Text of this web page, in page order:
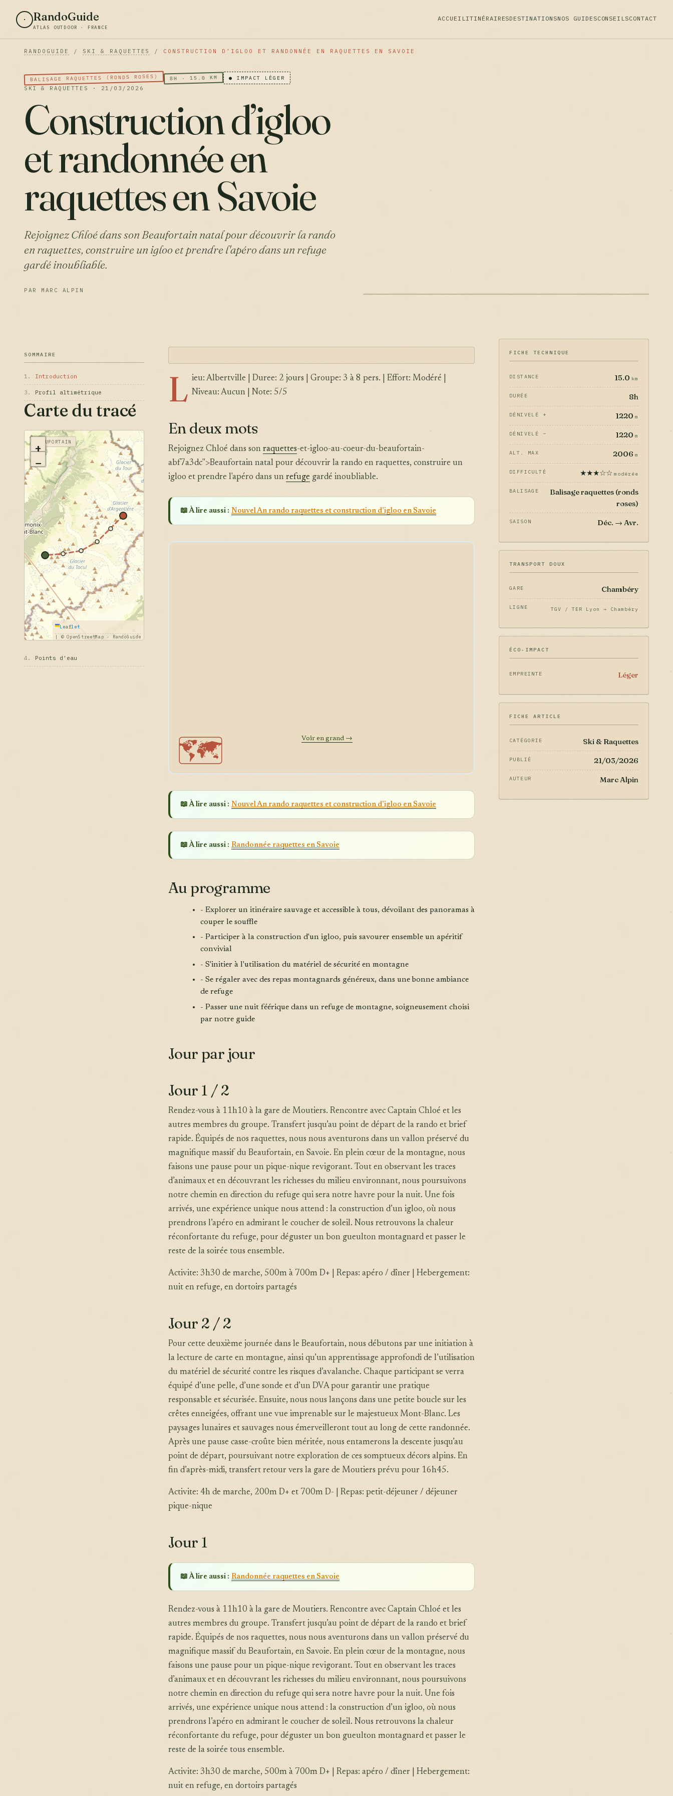
RandoGuide
ATLAS OUTDOOR · FRANCE
ACCUEILITINÉRAIRESDESTINATIONSNOS GUIDESCONSEILSCONTACT
RANDOGUIDE / SKI & RAQUETTES / CONSTRUCTION D’IGLOO ET RANDONNÉE EN RAQUETTES EN SAVOIE
BALISAGE RAQUETTES (RONDS ROSES) 8H · 15.0 KM ● IMPACT LÉGER
SKI & RAQUETTES · 21/03/2026
Construction d’igloo
et randonnée en
raquettes en Savoie
Rejoignez Chloé dans son Beaufortain natal pour découvrir la rando
en raquettes, construire un igloo et prendre l'apéro dans un refuge
gardé inoubliable.
PAR MARC ALPIN
SOMMAIRE
1. Introduction
3. Profil altimétrique
Carte du tracé
+
−
Leaflet
|
© OpenStreetMap · RandoGuide
BEAUFORTAIN
4. Points d'eau
L ieu: Albertville | Duree: 2 jours | Groupe: 3 à 8 pers. | Effort: Modéré |
Niveau: Aucun | Note: 5/5
En deux mots
Rejoignez Chloé dans son raquettes-et-igloo-au-coeur-du-beaufortain-
abf7a3dc">Beaufortain natal pour découvrir la rando en raquettes, construire un
igloo et prendre l'apéro dans un refuge gardé inoubliable.
📖 À lire aussi : Nouvel An rando raquettes et construction d’igloo en Savoie
🗺️ Voir en grand →
📖 À lire aussi : Nouvel An rando raquettes et construction d’igloo en Savoie
📖 À lire aussi : Randonnée raquettes en Savoie
Au programme
- Explorer un itinéraire sauvage et accessible à tous, dévoilant des panoramas à
couper le souffle
- Participer à la construction d'un igloo, puis savourer ensemble un apéritif
convivial
- S'initier à l'utilisation du matériel de sécurité en montagne
- Se régaler avec des repas montagnards généreux, dans une bonne ambiance
de refuge
- Passer une nuit féérique dans un refuge de montagne, soigneusement choisi
par notre guide
Jour par jour
Jour 1 / 2
Rendez-vous à 11h10 à la gare de Moutiers. Rencontre avec Captain Chloé et les
autres membres du groupe. Transfert jusqu’au point de départ de la rando et brief
rapide. Équipés de nos raquettes, nous nous aventurons dans un vallon préservé du
magnifique massif du Beaufortain, en Savoie. En plein cœur de la montagne, nous
faisons une pause pour un pique-nique revigorant. Tout en observant les traces
d’animaux et en découvrant les richesses du milieu environnant, nous poursuivons
notre chemin en direction du refuge qui sera notre havre pour la nuit. Une fois
arrivés, une expérience unique nous attend : la construction d’un igloo, où nous
prendrons l’apéro en admirant le coucher de soleil. Nous retrouvons la chaleur
réconfortante du refuge, pour déguster un bon gueulton montagnard et passer le
reste de la soirée tous ensemble.
Activite: 3h30 de marche, 500m à 700m D+ | Repas: apéro / dîner | Hebergement:
nuit en refuge, en dortoirs partagés
Jour 2 / 2
Pour cette deuxième journée dans le Beaufortain, nous débutons par une initiation à
la lecture de carte en montagne, ainsi qu’un apprentissage approfondi de l’utilisation
du matériel de sécurité contre les risques d’avalanche. Chaque participant se verra
équipé d’une pelle, d’une sonde et d’un DVA pour garantir une pratique
responsable et sécurisée. Ensuite, nous nous lançons dans une petite boucle sur les
crêtes enneigées, offrant une vue imprenable sur le majestueux Mont-Blanc. Les
paysages lunaires et sauvages nous émerveilleront tout au long de cette randonnée.
Après une pause casse-croûte bien méritée, nous entamerons la descente jusqu’au
point de départ, poursuivant notre exploration de ces somptueux décors alpins. En
fin d’après-midi, transfert retour vers la gare de Moutiers prévu pour 16h45.
Activite: 4h de marche, 200m D+ et 700m D- | Repas: petit-déjeuner / déjeuner
pique-nique
Jour 1
📖 À lire aussi : Randonnée raquettes en Savoie
Rendez-vous à 11h10 à la gare de Moutiers. Rencontre avec Captain Chloé et les
autres membres du groupe. Transfert jusqu’au point de départ de la rando et brief
rapide. Équipés de nos raquettes, nous nous aventurons dans un vallon préservé du
magnifique massif du Beaufortain, en Savoie. En plein cœur de la montagne, nous
faisons une pause pour un pique-nique revigorant. Tout en observant les traces
d’animaux et en découvrant les richesses du milieu environnant, nous poursuivons
notre chemin en direction du refuge qui sera notre havre pour la nuit. Une fois
arrivés, une expérience unique nous attend : la construction d’un igloo, où nous
prendrons l’apéro en admirant le coucher de soleil. Nous retrouvons la chaleur
réconfortante du refuge, pour déguster un bon gueulton montagnard et passer le
reste de la soirée tous ensemble.
Activite: 3h30 de marche, 500m à 700m D+ | Repas: apéro / dîner | Hebergement:
nuit en refuge, en dortoirs partagés
FICHE TECHNIQUE
DISTANCE 15.0 km
DURÉE 8h
DÉNIVELÉ + 1220 m
DÉNIVELÉ − 1220 m
ALT. MAX 2006 m
DIFFICULTÉ ★★★☆☆ modérée
BALISAGE
Balisage raquettes (ronds
roses)
SAISON Déc. → Avr.
TRANSPORT DOUX
GARE Chambéry
LIGNE TGV / TER Lyon → Chambéry
ÉCO-IMPACT
EMPREINTE Léger
FICHE ARTICLE
CATÉGORIE Ski & Raquettes
PUBLIÉ 21/03/2026
AUTEUR Marc Alpin